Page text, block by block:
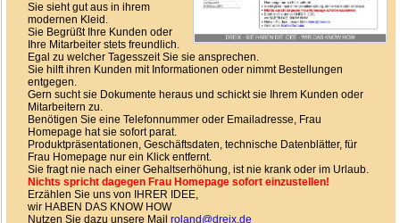
Sie sieht gut aus in ihrem
modernen Kleid.
Sie Begrüßt Ihre Kunden oder
Ihre Mitarbeiter stets freundlich.
Egal zu welcher Tagesszeit Sie sie ansprechen.
Sie hilft ihren Kunden mit Informationen oder nimmt Bestellungen
entgegen.
Gern sucht sie Dokumente heraus und schickt sie Ihrem Kunden oder
Mitarbeitern zu.
Benötigen Sie eine Telefonnummer oder Emailadresse, Frau
Homepage hat sie sofort parat.
Produktpräsentationen, Geschäftsdaten, technische Datenblätter, für
Frau Homepage nur ein Klick entfernt.
Sie fragt nie nach einer Gehaltserhöhung, ist nie krank oder im Urlaub.
Nichts spricht dagegen Frau Homepage sofort einzustellen!
Erzählen Sie uns von IHRER IDEE,
wir HABEN DAS KNOW HOW
Nutzen Sie dazu unsere Mail roland@dreix.de